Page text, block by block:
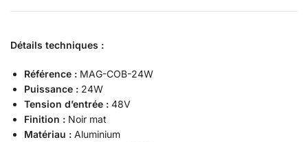
Détails techniques :
Référence : MAG-COB-24W
Puissance : 24W
Tension d’entrée : 48V
Finition : Noir mat
Matériau : Aluminium